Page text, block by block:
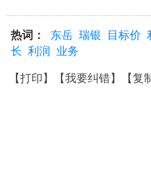
热词： 东岳 瑞银 目标价
长 利润 业务
【打印】【我要纠错】【复